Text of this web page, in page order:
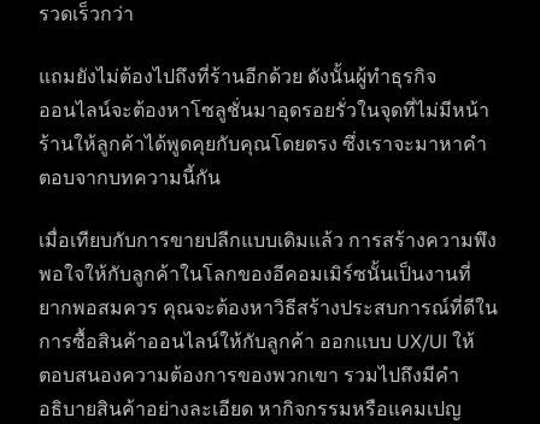
รวดเร็วกว่า
แถมยังไม่ต้องไปถึงที่ร้านอีกด้วย ดังนั้นผู้ทำธุรกิจ
ออนไลน์จะต้องหาโซลูชั่นมาอุดรอยรั่วในจุดที่ไม่มีหน้า
ร้านให้ลูกค้าได้พูดคุยกับคุณโดยตรง ซึ่งเราจะมาหาคำ
ตอบจากบทความนี้กัน
เมื่อเทียบกับการขายปลีกแบบเดิมแล้ว การสร้างความพึง
พอใจให้กับลูกค้าในโลกของอีคอมเมิร์ซนั้นเป็นงานที่
ยากพอสมควร คุณจะต้องหาวิธีสร้างประสบการณ์ที่ดีใน
การซื้อสินค้าออนไลน์ให้กับลูกค้า ออกแบบ UX/UI ให้
ตอบสนองความต้องการของพวกเขา รวมไปถึงมีคำ
อธิบายสินค้าอย่างละเอียด หากิจกรรมหรือแคมเปญ